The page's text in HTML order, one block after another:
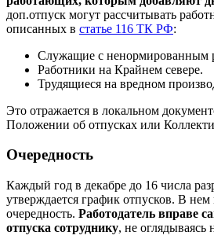
доп.отпуск могут рассчитывать
описанных в статье 116 ТК РФ:
Служащие с ненормированным
Работники на Крайнем севере.
Трудящиеся на вредном
Это отражается в локальном
Положении об отпусках или
Очередность
Каждый год в декабре до 16 числа
утверждается график отпусков. В нем
очередность. Работодатель вправе
отпуска сотруднику, не оглядываясь